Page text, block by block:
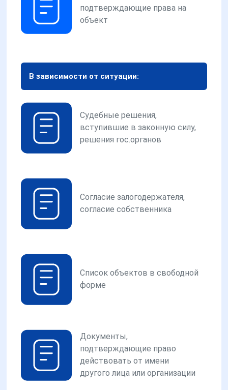
подтверждающие права на
объект
В зависимости от ситуации:
Судебные решения,
вступившие в законную силу,
решения гос.органов
Согласие залогодержателя,
согласие собственника
Список объектов в свободной
форме
Документы,
подтверждающие право
действовать от имени
другого лица или организации